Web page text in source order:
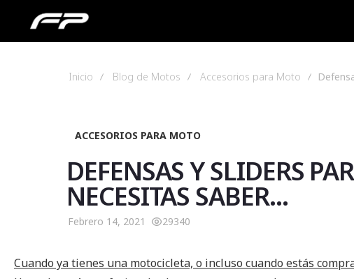
Inicio Blog de Motos Accesorios para Moto
ACCESORIOS PARA MOTO
DEFENSAS Y SLIDERS
NECESITAS SABER...
Febrero 14, 2021 29340
Cuando ya tienes una motocicleta, o incluso cuando estás